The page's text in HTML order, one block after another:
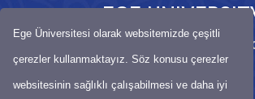
Ege Üniversitesi olarak websitemizde çeşitli
çerezler kullanmaktayız. Söz konusu çerezler
websitesinin sağlıklı çalışabilmesi ve daha iyi
EGE
Peaceful University, High Quality
Future